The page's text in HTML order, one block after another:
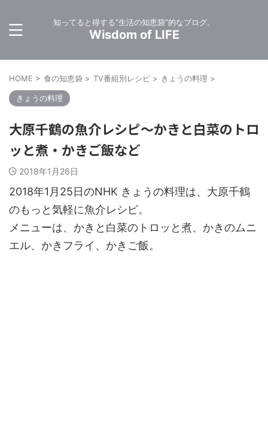
知ってると得する”生活の知恵袋”的なブログ。
Wisdom of LIFE
HOME > 食の知恵袋 > TV番組別レシピ > きょうの料理 >
きょうの料理
大原千鶴の魚介レシピ～かきと白菜のトロ
ッと煮・かきご飯など
2018年1月26日
2018年1月25日のNHK きょうの料理は、大原千鶴
のもっと気軽に魚介レシピ。
メニューは、かきと白菜のトロッと煮、かきのムニ
エル、かきフライ、かきご飯。